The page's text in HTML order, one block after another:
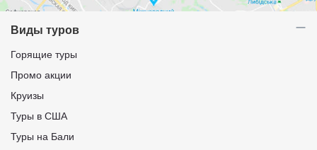
Виды туров
Горящие туры
Промо акции
Круизы
Туры в США
Туры на Бали